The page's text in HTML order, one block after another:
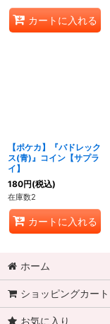
カートに入れる
【ポケカ】『バドレック
ス(青)』コイン【サプラ
イ】
180円(税込)
在庫数2
カートに入れる
ホーム
ショッピングカート
お気に入り